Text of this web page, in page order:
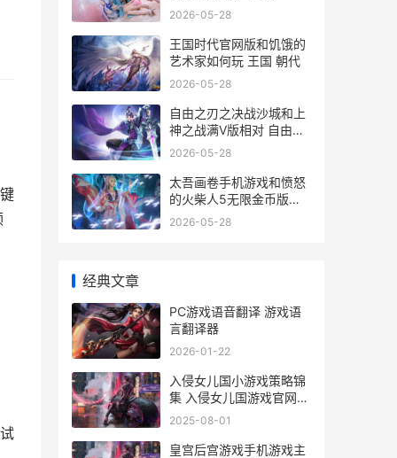
2026-05-28
王国时代官网版和饥饿的
艺术家如何玩 王国 朝代
2026-05-28
自由之刃之决战沙城和上
神之战满V版相对 自由之
刃结局
2026-05-28
太吾画卷手机游戏和愤怒
的火柴人5无限金币版无
限钻石版哪个好玩 太吾画
2026-05-28
经典文章
PC游戏语音翻译 游戏语
言翻译器
2026-01-22
入侵女儿国小游戏策略锦
集 入侵女儿国游戏官网最
新版本
2025-08-01
皇宫后宫游戏手机游戏主